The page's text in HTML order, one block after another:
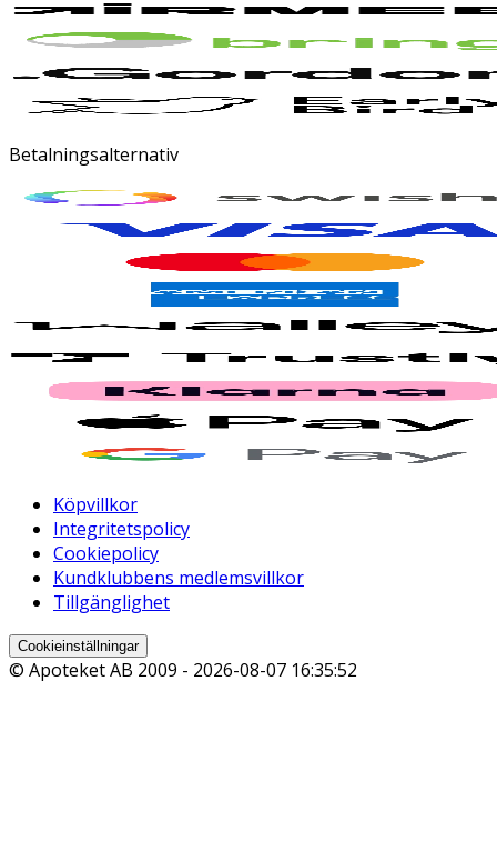
Betalningsalternativ
Köpvillkor
Integritetspolicy
Cookiepolicy
Kundklubbens medlemsvillkor
Tillgänglighet
Cookieinställningar
© Apoteket AB 2009 - 2026-08-07 16:35:52